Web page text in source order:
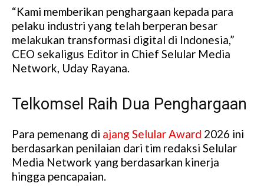
M
u
e
“Kami memberikan penghargaan kepada para
pelaku industri yang telah berperan besar
melakukan transformasi digital di Indonesia,”
CEO sekaligus Editor in Chief Selular Media
Network, Uday Rayana.
Telkomsel Raih Dua Penghargaan
Para pemenang di ajang Selular Award 2026 ini
berdasarkan penilaian dari tim redaksi Selular
Media Network yang berdasarkan kinerja
hingga pencapaian.